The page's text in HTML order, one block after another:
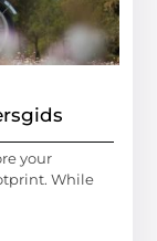
your
While